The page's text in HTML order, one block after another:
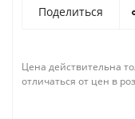
Поделиться
Цена действительна
отличаться от цен в